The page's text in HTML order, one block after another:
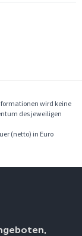
wird keine
des jeweiligen
(netto) in Euro